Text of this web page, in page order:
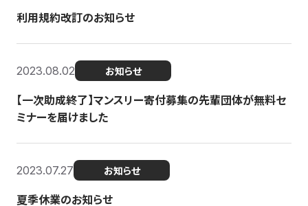
利用規約改訂のお知らせ
2023.08.02 お知らせ
【一次助成終了】マンスリー寄付募集の先輩団体が無料セ
ミナーを届けました
2023.07.27 お知らせ
夏季休業のお知らせ